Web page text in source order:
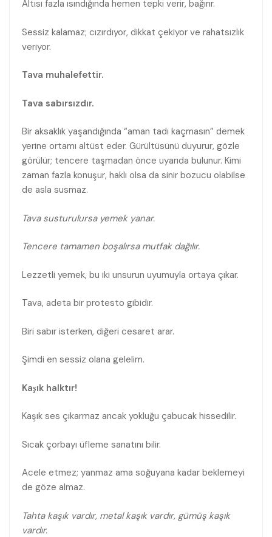
Altısı fazla ısındığında hemen tepki verir, bağırır.
Sessiz kalamaz; cızırdıyor, dikkat çekiyor ve rahatsızlık
veriyor.
Tava muhalefettir.
Tava sabırsızdır.
Bir aksaklık yaşandığında “aman tadı kaçmasın” demek
yerine ortamı altüst eder. Gürültüsünü duyurur, gözle
görülür; tencere taşmadan önce uyarıda bulunur. Kimi
zaman fazla konuşur, haklı olsa da sinir bozucu olabilse
de asla susmaz.
Tava susturulursa yemek yanar.
Tencere tamamen boşalırsa mutfak dağılır.
Lezzetli yemek, bu iki unsurun uyumuyla ortaya çıkar.
Tava, adeta bir protesto gibidir.
Biri sabır isterken, diğeri cesaret arar.
Şimdi en sessiz olana gelelim.
Kaşık halktır!
Kaşık ses çıkarmaz ancak yokluğu çabucak hissedilir.
Sıcak çorbayı üfleme sanatını bilir.
Acele etmez; yanmaz ama soğuyana kadar beklemeyi
de göze almaz.
Tahta kaşık vardır, metal kaşık vardır, gümüş kaşık
vardır.